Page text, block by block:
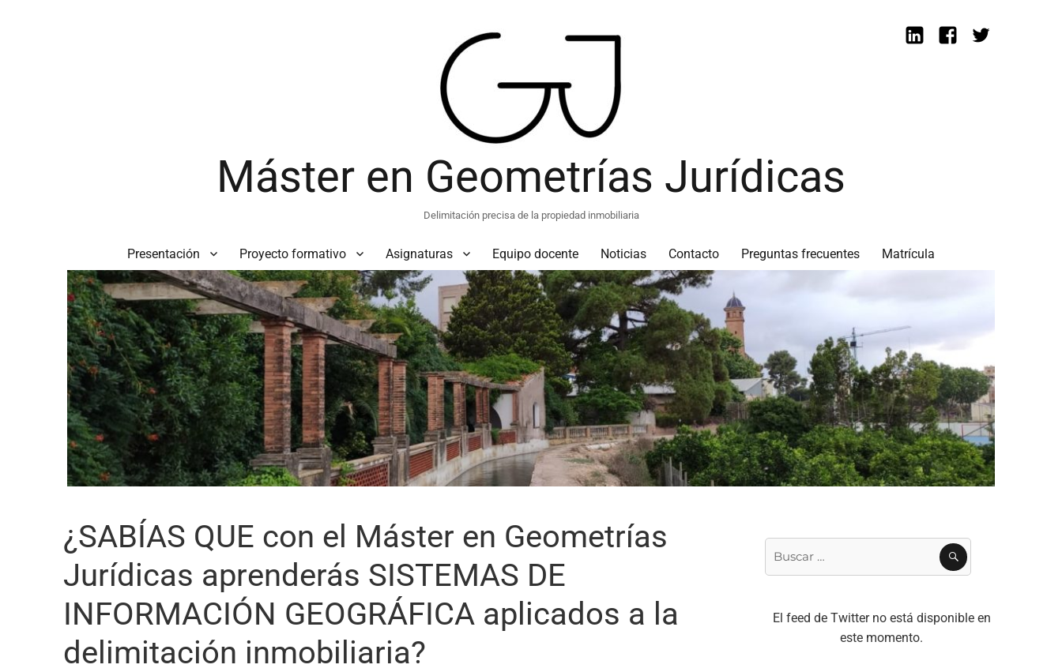
Máster en Geometrías Jurídicas
Delimitación precisa de la propiedad inmobiliaria
Presentación Proyecto formativo Asignaturas Equipo docente Noticias Contacto Preguntas frecuentes Matrícula
LinkedinFacebook
¿SABÍAS QUE con el Máster en Geometrías
Jurídicas aprenderás SISTEMAS DE
INFORMACIÓN GEOGRÁFICA aplicados a la
delimitación inmobiliaria?
El feed de Twitter no está disponible en
este momento.